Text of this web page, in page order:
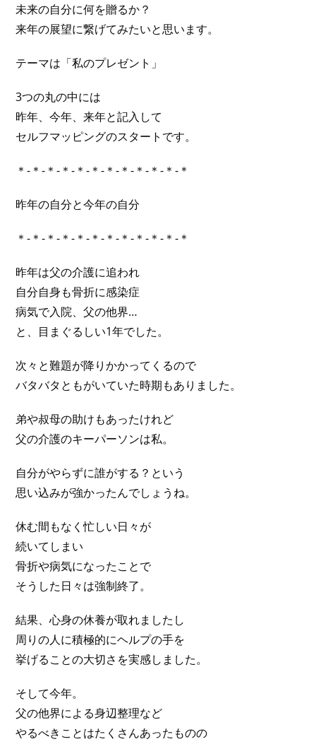
未来の自分に何を贈るか？
来年の展望に繋げてみたいと思います。
テーマは「私のプレゼント」
3つの丸の中には
昨年、今年、来年と記入して
セルフマッピングのスタートです。
＊-＊-＊-＊-＊-＊-＊-＊-＊-＊-＊-＊
昨年の自分と今年の自分
＊-＊-＊-＊-＊-＊-＊-＊-＊-＊-＊-＊
昨年は父の介護に追われ
自分自身も骨折に感染症
病気で入院、父の他界…
と、目まぐるしい1年でした。
次々と難題が降りかかってくるので
バタバタともがいていた時期もありました。
弟や叔母の助けもあったけれど
父の介護のキーパーソンは私。
自分がやらずに誰がする？という
思い込みが強かったんでしょうね。
休む間もなく忙しい日々が
続いてしまい
骨折や病気になったことで
そうした日々は強制終了。
結果、心身の休養が取れましたし
周りの人に積極的にヘルプの手を
挙げることの大切さを実感しました。
そして今年。
父の他界による身辺整理など
やるべきことはたくさんあったものの